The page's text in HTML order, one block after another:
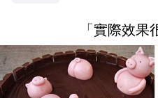
「實際效果